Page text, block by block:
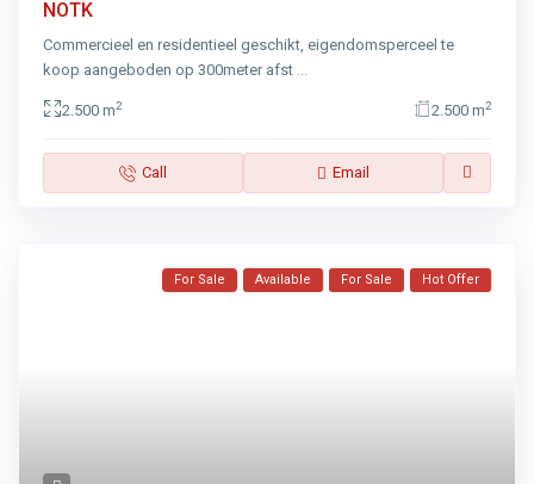
NOTK
Commercieel en residentieel geschikt, eigendomsperceel te
koop aangeboden op 300meter afst ...
2.500 m2 2.500 m2
Call Email
For Sale Available For Sale Hot Offer